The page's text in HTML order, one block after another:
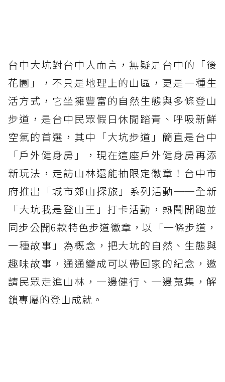
台中大坑對台中人而言，無疑是台中的「後
花園」，不只是地理上的山區，更是一種生
活方式，它坐擁豐富的自然生態與多條登山
步道，是台中民眾假日休閒踏青、呼吸新鮮
空氣的首選，其中「大坑步道」簡直是台中
「戶外健身房」，現在這座戶外健身房再添
新玩法，走訪山林還能抽限定徽章！台中市
府推出「城市郊山探旅」系列活動──全新
「大坑我是登山王」打卡活動，熱鬧開跑並
同步公開6款特色步道徽章，以「一條步道，
一種故事」為概念，把大坑的自然、生態與
趣味故事，通通變成可以帶回家的紀念，邀
請民眾走進山林，一邊健行、一邊蒐集，解
鎖專屬的登山成就。